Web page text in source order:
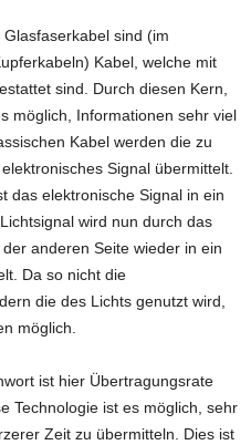
sind (im
Kabel, welche mit
sind. Durch diesen Kern,
möglich, Informationen sehr viel
Kabel werden die zu
Signal übermittelt.
das elektronische Signal in ein
wird nun durch das
anderen Seite wieder in ein
Da so nicht die
die des Lichts genutzt wird,
möglich.
ist hier Übertragungsrate
Technologie ist es möglich, sehr
Zeit zu übermitteln. Dies ist